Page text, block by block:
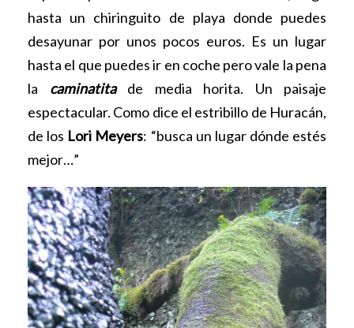
hasta un chiringuito de playa donde puedes
desayunar por unos pocos euros. Es un lugar
hasta el que puedes ir en coche pero vale la pena
la caminatitade media horita. Un paisaje
espectacular. Como dice el estribillo de Huracán,
de los Lori Meyers: “busca un lugar dónde estés
mejor…”